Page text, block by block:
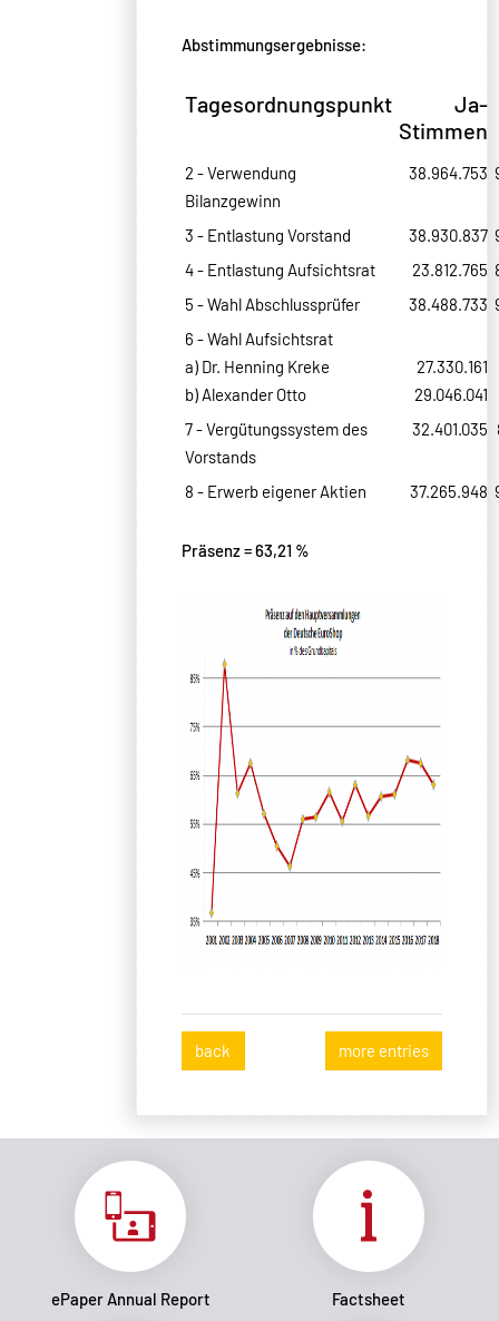
Abstimmungsergebnisse:
Tagesordnungspunkt
Ja-
Stimmen
2 - Verwendung
Bilanzgewinn
38.964.753
3 - Entlastung Vorstand 38.930.837
4 - Entlastung Aufsichtsrat
23.812.765
5 - Wahl Abschlussprüfer
38.488.733
6 - Wahl Aufsichtsrat
a) Dr. Henning Kreke
b) Alexander Otto
27.330.161
29.046.041
7 - Vergütungssystem des
Vorstands
32.401.035
8 - Erwerb eigener Aktien 37.265.948
Präsenz = 63,21 %
back more entries
ePaper Annual Report Factsheet